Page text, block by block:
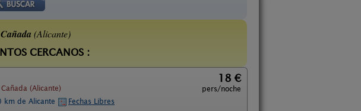
Cañada (Alicante)
CERCANOS :
(Alicante)
18 €
pers/noche
km de Alicante
Fechas Libres